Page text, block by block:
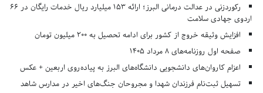
رکوردزنی در عدالت درمانی البرز؛ ارائه ۱۵۳ میلیارد ریال خدمات رایگان در ۶۶
اردوی جهادی سلامت
افزایش وثیقه خروج از کشور برای ادامه تحصیل به ۲۰۰ میلیون تومان
صفحه اول روزنامه‌های 8 مرداد 1405
اعزام کاروان‌های دانشجویی دانشگاه‌های البرز به پیاده‌روی اربعین + عکس
تسهیل ثبت‌نام فرزندان شهدا و مجروحان جنگ‌های اخیر در مدارس شاهد